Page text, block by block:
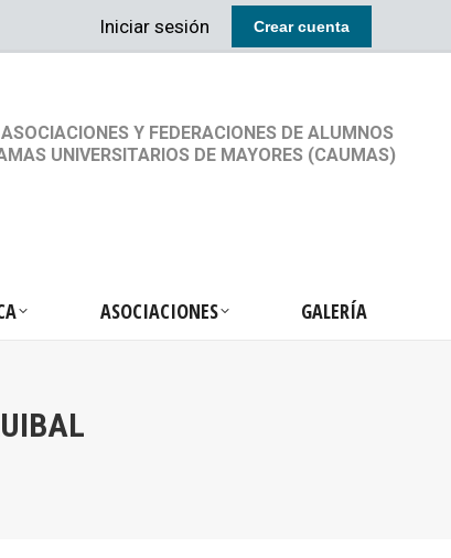
Iniciar sesión Crear cuenta
Y FEDERACIONES DE ALUMNOS
UNIVERSITARIOS DE MAYORES (CAUMAS)
ASOCIACIONES GALERÍA